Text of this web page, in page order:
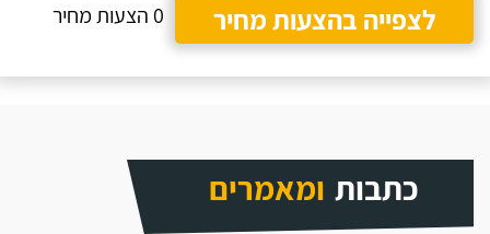
לצפייה בהצעות מחיר
0 הצעות מחיר
כתבות ומאמרים